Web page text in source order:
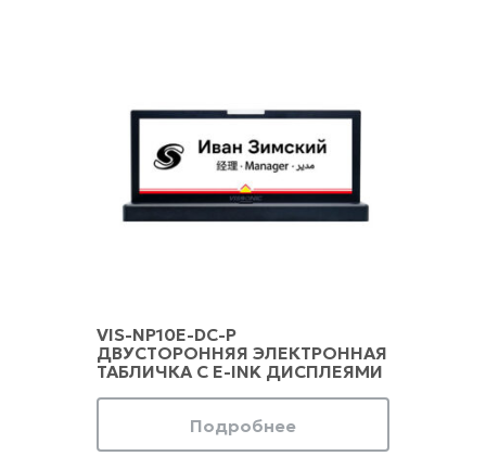
VIS-NP10E-DC-P
ДВУСТОРОННЯЯ ЭЛЕКТРОННАЯ
ТАБЛИЧКА С E-INK ДИСПЛЕЯМИ
Подробнее